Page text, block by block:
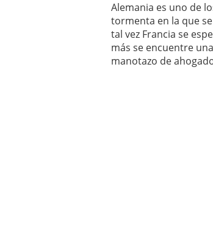
Alemania es uno de
tormenta en la que
tal vez Francia se
más se encuentre
manotazo de